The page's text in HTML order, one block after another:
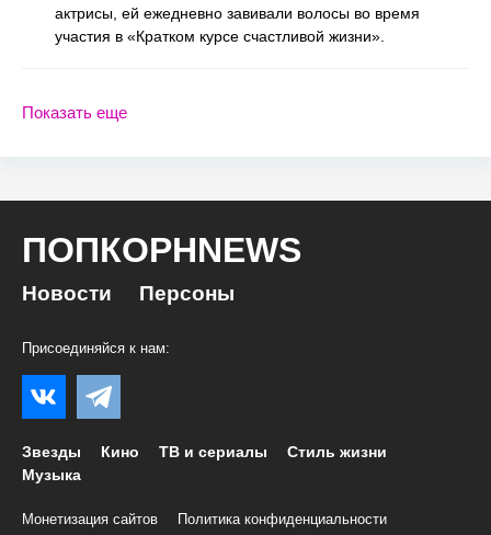
актрисы, ей ежедневно завивали волосы во время
участия в «Кратком курсе счастливой жизни».
Показать еще
ПОПКОРНNEWS
Новости Персоны
Присоединяйся к нам:
Звезды Кино ТВ и сериалы
Стиль жизни
Музыка
Монетизация сайтов
Политика конфиденциальности